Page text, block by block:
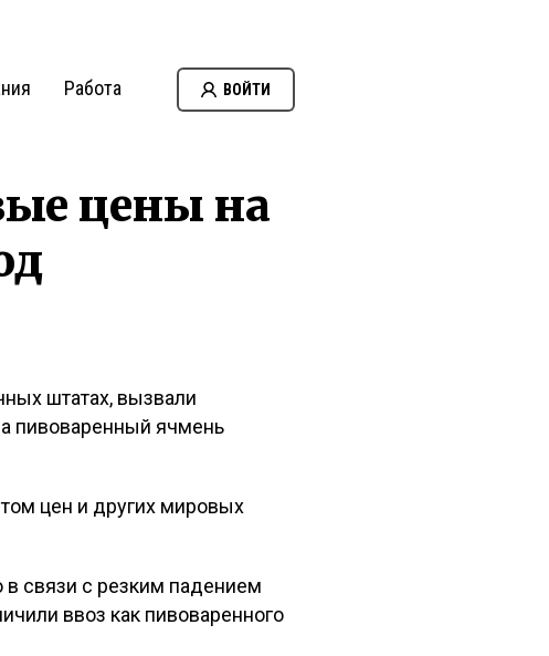
Работа ВОЙТИ
цены на
штатах, вызвали
пивоваренный ячмень
цен и других мировых
связи с резким падением
ввоз как пивоваренного